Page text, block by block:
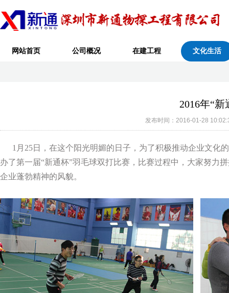
网站首页 公司概况 在建工程 文化生活
2016年“
发布时间：2016-01-28
1月25日，在这个阳光明媚的日子，为了积极推动企业文化
办了第一届“新通杯”羽毛球双打比赛，比赛过程中，大家努力
企业蓬勃精神的风貌。